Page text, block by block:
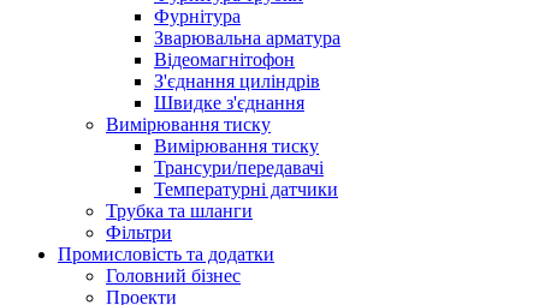
Фурнітура
Зварювальна арматура
Відеомагнітофон
З'єднання циліндрів
Швидке з'єднання
Вимірювання тиску
Вимірювання тиску
Трансури/передавачі
Температурні датчики
Трубка та шланги
Фільтри
Промисловість та додатки
Головний бізнес
Проекти